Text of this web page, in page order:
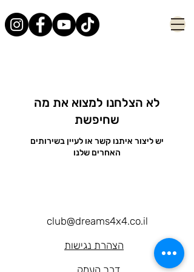
לא הצלחנו למצוא את מה
שחיפשת
יש ליצור איתנו קשר או לעיין בשירותים
האחרים שלנו
club@dreams4x4.co.il
הצהרת נגישות
דרך העמק